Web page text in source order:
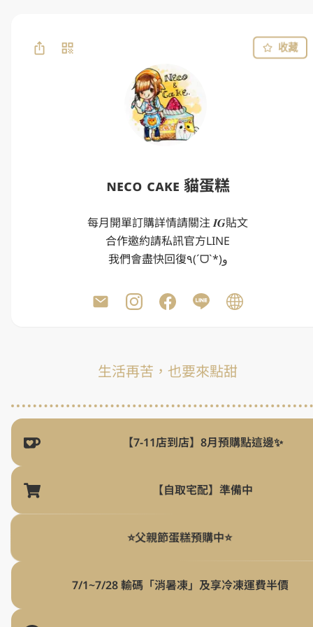
ɴᴇᴄᴏ ᴄᴀᴋᴇ 貓蛋糕
每月開單訂購詳情請關注 𝑰𝑮貼文
合作邀約請私訊官方LINE
我們會盡快回復٩(ˊᗜˋ*)و
收藏
生活再苦，也要來點甜
【7-11店到店】8月預購點這邊✨
【自取宅配】準備中
⭐父親節蛋糕預購中⭐
7/1~7/28 輸碼「消暑凍」及享冷凍運費半價